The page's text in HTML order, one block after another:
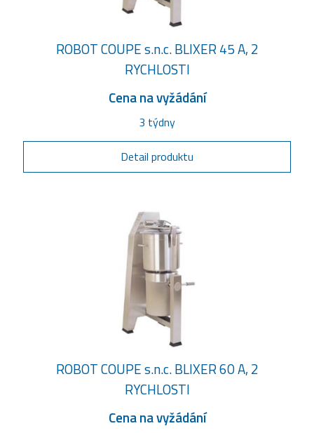
ROBOT COUPE s.n.c. BLIXER 45 A, 2
RYCHLOSTI
Cena na vyžádání
3 týdny
Detail produktu
ROBOT COUPE s.n.c. BLIXER 60 A, 2
RYCHLOSTI
Cena na vyžádání